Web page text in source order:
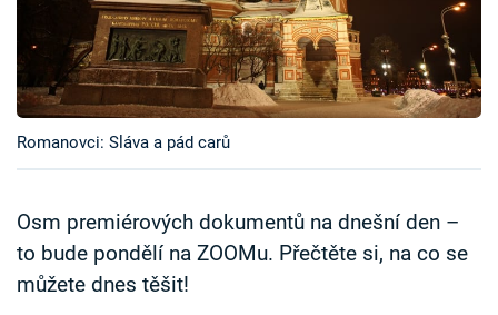
TV Program
Časopis
Sledujte prima+
Přihlášení
Romanovci: Sláva a pád carů
Osm premiérových dokumentů na dnešní den –
to bude pondělí na ZOOMu. Přečtěte si, na co se
můžete dnes těšit!